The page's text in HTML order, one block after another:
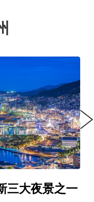
熊本熊特
Next